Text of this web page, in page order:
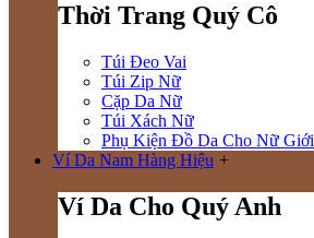
Thời Trang Quý Cô
Túi Đeo Vai
Túi Zip Nữ
Cặp Da Nữ
Túi Xách Nữ
Phụ Kiện Đồ Da Cho Nữ Giới
Ví Da Nam Hàng Hiệu +
Ví Da Cho Quý Anh